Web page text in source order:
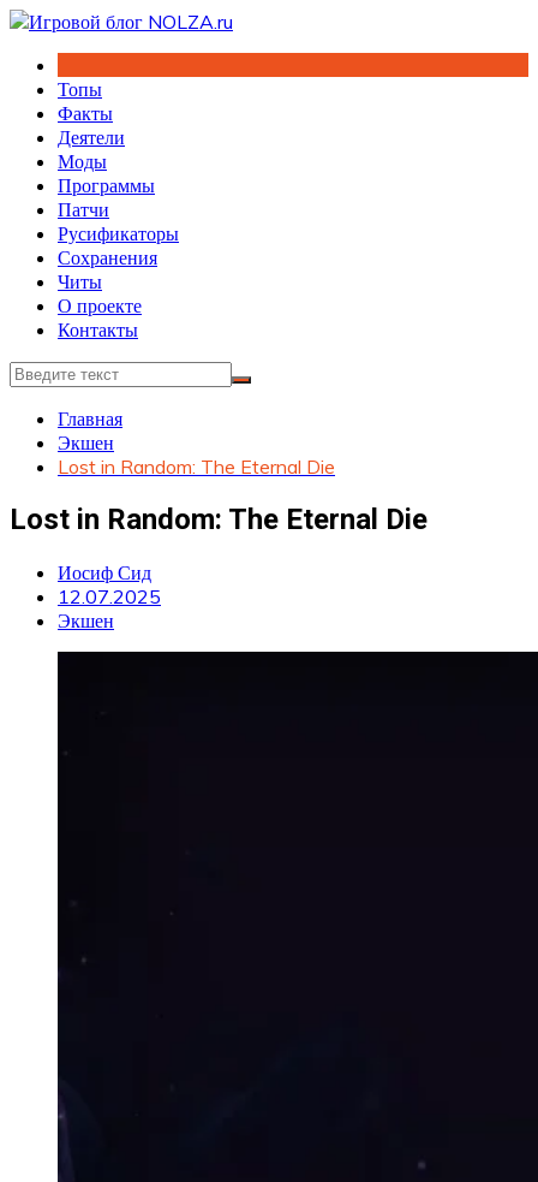
Перейти
содержимому
Топы
Факты
Деятели
Моды
Программы
Патчи
Русификаторы
Сохранения
Читы
О проекте
Контакты
Главная
Экшен
Lost in Random: The Eternal Die
Lost in Random: The Eternal Die
Иосиф Сид
12.07.2025
Экшен